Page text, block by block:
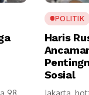
98
POLITIK
Haris
Sosial
Jakarta,